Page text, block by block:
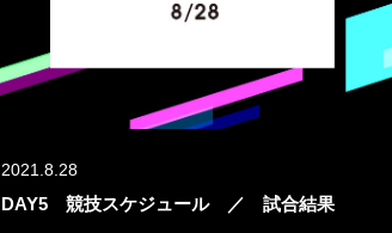
2021.8.28
DAY5 競技スケジュール ／ 試合結果